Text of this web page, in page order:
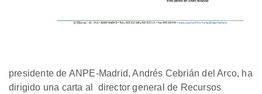
presidente de ANPE-Madrid, Andrés Cebrián del Arco, ha
dirigido una carta al director general de Recursos